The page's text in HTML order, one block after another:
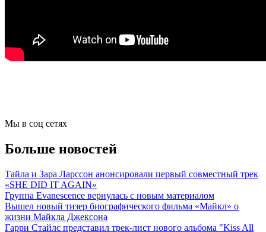
Мы в соц сетях
Больше новостей
Тайла и Зара Ларссон анонсировали первый совместный трек
«SHE DID IT AGAIN»
Группа Evanescence вернулась с новым материалом
Вышел новый тизер биографического фильма «Майкл» о
жизни Майкла Джексона
Гарри Стайлс представил трек-лист нового альбома "Kiss All